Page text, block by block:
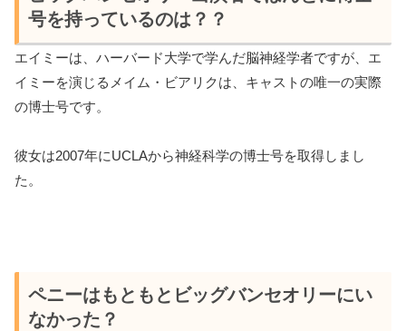
号を持っているのは？？
エイミーは、ハーバード大学で学んだ脳神経学者ですが、エ
イミーを演じるメイム・ビアリクは、キャストの唯一の実際
の博士号です。
彼女は2007年にUCLAから神経科学の博士号を取得しまし
た。
ペニーはもともとビッグバンセオリーにい
なかった？